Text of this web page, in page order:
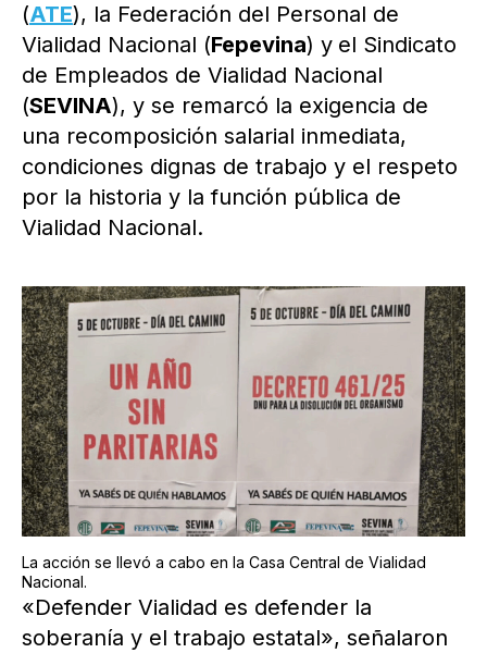
(ATE), la Federación del Personal de
Vialidad Nacional (Fepevina) y el Sindicato
de Empleados de Vialidad Nacional
(SEVINA), y se remarcó la exigencia de
una recomposición salarial inmediata,
condiciones dignas de trabajo y el respeto
por la historia y la función pública de
Vialidad Nacional.
La acción se llevó a cabo en la Casa Central de Vialidad
Nacional.
«Defender Vialidad es defender la
soberanía y el trabajo estatal», señalaron